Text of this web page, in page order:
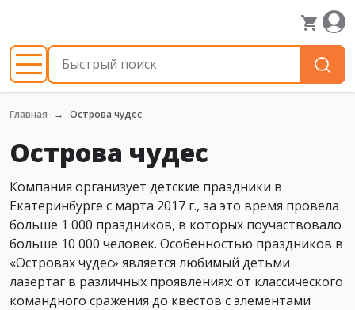
Главная Острова чудес
Острова чудес
Компания организует детские праздники в
Екатеринбурге с марта 2017 г., за это время провела
больше 1 000 праздников, в которых поучаствовало
больше 10 000 человек. Особенностью праздников в
«Островах чудес» является любимый детьми
лазертаг в различных проявлениях: от классического
командного сражения до квестов с элементами